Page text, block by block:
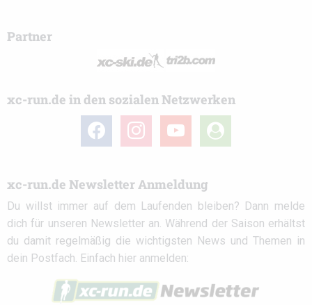
Partner
xc-run.de in den sozialen Netzwerken
facebook instagramyoutube
user-
circle
xc-run.de Newsletter Anmeldung
Du willst immer auf dem Laufenden bleiben? Dann melde
dich für unseren Newsletter an. Während der Saison erhältst
du damit regelmäßig die wichtigsten News und Themen in
dein Postfach. Einfach hier anmelden: